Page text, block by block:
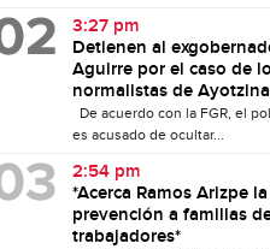
3:27 pm
Detienen al
Aguirre por el caso de
normalistas de
De acuerdo con la FGR, el
es acusado de ocultar...
2:54 pm
*Acerca Ramos Arizpe
prevención a familias
trabajadores*